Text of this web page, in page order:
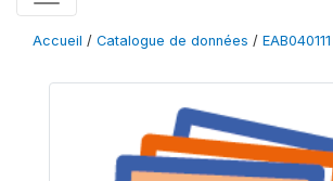
Accueil / Catalogue de données / EAB040111